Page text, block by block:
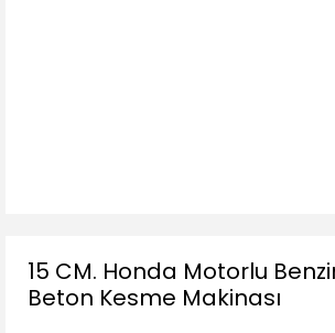
15 CM. Honda Motorlu
Beton Kesme Makinası